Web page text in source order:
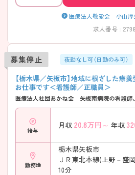
医療法人敬愛会 小山
求人番号 :
募集停止 夜勤なし可（日勤のみ可）
【栃木県／矢板市】地域に根ざした療
お仕事です＜看護師／正職員＞
医療法人社団あかね会 矢板南病院の看護師
給与
月収 20.8万円～ 年収
勤務地
栃木県矢板市
ＪＲ東北本線(上野－盛
10分